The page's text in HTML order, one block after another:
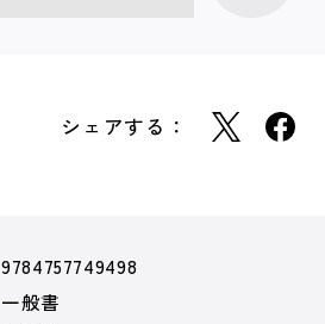
シェアする：
9784757749498
一般書